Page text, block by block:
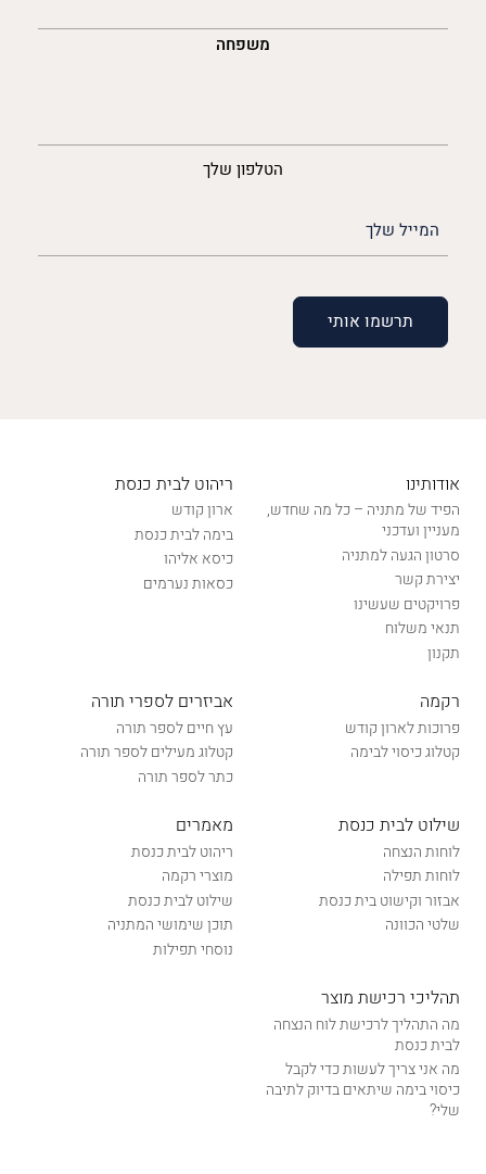
משפחה
הטלפון שלך
(חובה)
אודותינו
הפיד של מתניה – כל מה שחדש,
מעניין ועדכני
סרטון הגעה למתניה
יצירת קשר
פרויקטים שעשינו
תנאי משלוח
תקנון
ריהוט לבית כנסת
ארון קודש
בימה לבית כנסת
כיסא אליהו
כסאות נערמים
רקמה
פרוכות לארון קודש
קטלוג כיסוי לבימה
אביזרים לספרי תורה
עץ חיים לספר תורה
קטלוג מעילים לספר תורה
כתר לספר תורה
שילוט לבית כנסת
לוחות הנצחה
לוחות תפילה
אבזור וקישוט בית כנסת
שלטי הכוונה
מאמרים
ריהוט לבית כנסת
מוצרי רקמה
שילוט לבית כנסת
תוכן שימושי המתניה
נוסחי תפילות
תהליכי רכישת מוצר
מה התהליך לרכישת לוח הנצחה
לבית כנסת
מה אני צריך לעשות כדי לקבל
כיסוי בימה שיתאים בדיוק לתיבה
שלי?